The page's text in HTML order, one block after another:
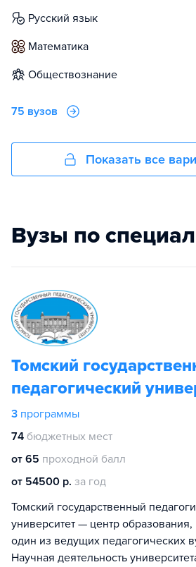
русский язык
математика
обществознание
75 вузов
Показать все
Вузы по
Томский
педагогический
3 программы
74 бюджетных мест
от 65 проходной балл
от 54500 р. за год
Томский государственный
университет — центр образования,
один из ведущих педагогических
Научная деятельность